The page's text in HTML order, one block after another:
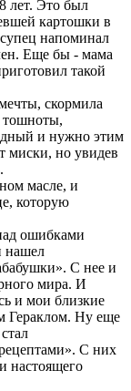
лет. Это был
картошки в
напоминал
Еще бы - мама
такой
скормила
тошноты,
и нужно этим
миски, но увидев
масле, и
которую
ошибками
нашел
С нее и
мира. И
и мои близкие
Гераклом. Ну еще
С них
настоящего